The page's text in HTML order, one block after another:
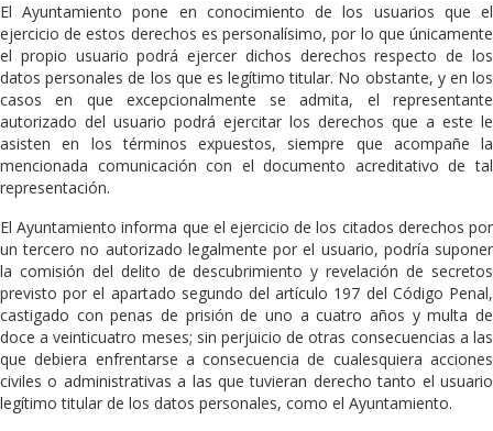
El Ayuntamiento pone en conocimiento de los usuarios que el
ejercicio de estos derechos es personalísimo, por lo que únicamente
el propio usuario podrá ejercer dichos derechos respecto de los
datos personales de los que es legítimo titular. No obstante, y en los
casos en que excepcionalmente se admita, el representante
autorizado del usuario podrá ejercitar los derechos que a este le
asisten en los términos expuestos, siempre que acompañe la
mencionada comunicación con el documento acreditativo de tal
representación.
El Ayuntamiento informa que el ejercicio de los citados derechos por
un tercero no autorizado legalmente por el usuario, podría suponer
la comisión del delito de descubrimiento y revelación de secretos
previsto por el apartado segundo del artículo 197 del Código Penal,
castigado con penas de prisión de uno a cuatro años y multa de
doce a veinticuatro meses; sin perjuicio de otras consecuencias a las
que debiera enfrentarse a consecuencia de cualesquiera acciones
civiles o administrativas a las que tuvieran derecho tanto el usuario
legítimo titular de los datos personales, como el Ayuntamiento.